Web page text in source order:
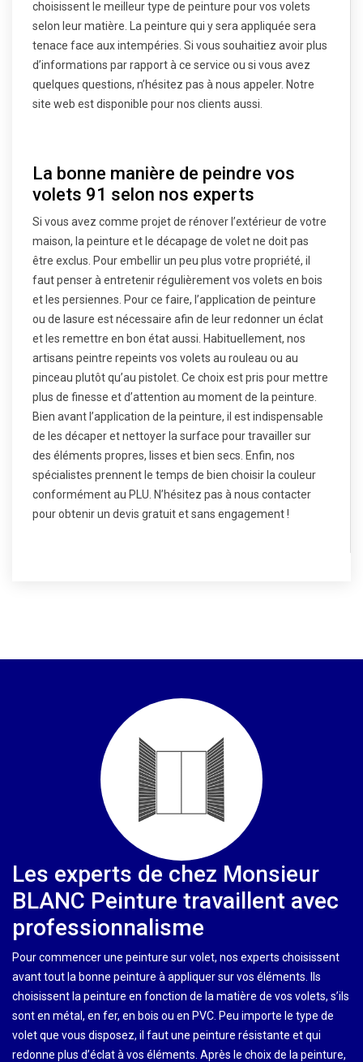
choisissent le meilleur type de peinture pour vos volets
selon leur matière. La peinture qui y sera appliquée sera
tenace face aux intempéries. Si vous souhaitiez avoir plus
d’informations par rapport à ce service ou si vous avez
quelques questions, n’hésitez pas à nous appeler. Notre
site web est disponible pour nos clients aussi.
La bonne manière de peindre vos
volets 91 selon nos experts
Si vous avez comme projet de rénover l’extérieur de votre
maison, la peinture et le décapage de volet ne doit pas
être exclus. Pour embellir un peu plus votre propriété, il
faut penser à entretenir régulièrement vos volets en bois
et les persiennes. Pour ce faire, l’application de peinture
ou de lasure est nécessaire afin de leur redonner un éclat
et les remettre en bon état aussi. Habituellement, nos
artisans peintre repeints vos volets au rouleau ou au
pinceau plutôt qu’au pistolet. Ce choix est pris pour mettre
plus de finesse et d’attention au moment de la peinture.
Bien avant l’application de la peinture, il est indispensable
de les décaper et nettoyer la surface pour travailler sur
des éléments propres, lisses et bien secs. Enfin, nos
spécialistes prennent le temps de bien choisir la couleur
conformément au PLU. N’hésitez pas à nous contacter
pour obtenir un devis gratuit et sans engagement !
Les experts de chez Monsieur
BLANC Peinture travaillent avec
professionnalisme
Pour commencer une peinture sur volet, nos experts choisissent
avant tout la bonne peinture à appliquer sur vos éléments. Ils
choisissent la peinture en fonction de la matière de vos volets, s’ils
sont en métal, en fer, en bois ou en PVC. Peu importe le type de
volet que vous disposez, il faut une peinture résistante et qui
redonne plus d’éclat à vos éléments. Après le choix de la peinture,